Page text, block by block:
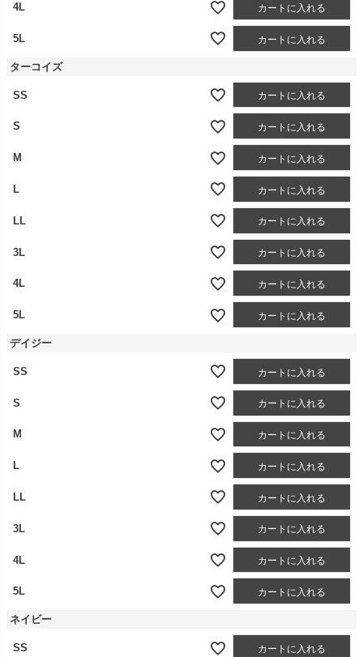
4L カートに入れる
5L カートに入れる
ターコイズ
SS カートに入れる
S カートに入れる
M カートに入れる
L カートに入れる
LL カートに入れる
3L カートに入れる
4L カートに入れる
5L カートに入れる
デイジー
SS カートに入れる
S カートに入れる
M カートに入れる
L カートに入れる
LL カートに入れる
3L カートに入れる
4L カートに入れる
5L カートに入れる
ネイビー
SS カートに入れる